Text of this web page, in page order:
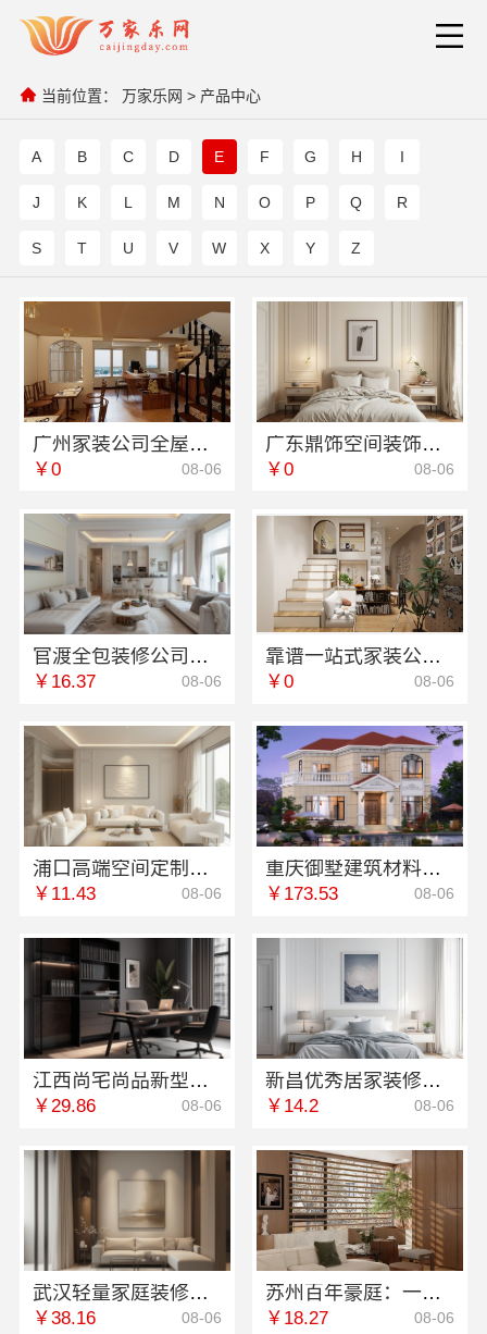
当前位置： 万家乐网 > 产品中心
A B C D E F G H I
J K L M N O P Q R
S T U V W X Y Z
广州家装公司全屋装修选精匠饰家，一站式整装服务
￥0 08-06
广东鼎饰空间装饰工程有限公司专注广州靠谱室内设计
￥0 08-06
官渡全包装修公司全包价格揭秘云南至高新型建材有限公司
￥16.37 08-06
靠谱一站式家装公司施工-南通宏域全宅装饰建材有限公司
￥0 08-06
浦口高端空间定制哪家好？南京市创亿讯环保专业定制
￥11.43 08-06
重庆御墅建筑材料有限公司：巴南免拆模板造价抗震防风
￥173.53 08-06
江西尚宅尚品新型环保材料有限公司江西装修原木风全包
￥29.86 08-06
新昌优秀居家装修，浙江宜美嘉装饰工程有限公司匠心打造
￥14.2 08-06
武汉轻量家庭装修新房选本地快装（湖北）科技有限公司
￥38.16 08-06
苏州百年豪庭：一站式家装设计报价透明靠谱
￥18.27 08-06